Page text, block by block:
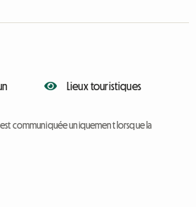
Lieux touristiques
communiquée uniquement lorsque la